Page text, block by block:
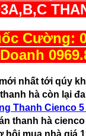
Cường:
nhất tới qúy
hà còn lại
Thanh Cienco 5
thanh hà cienco